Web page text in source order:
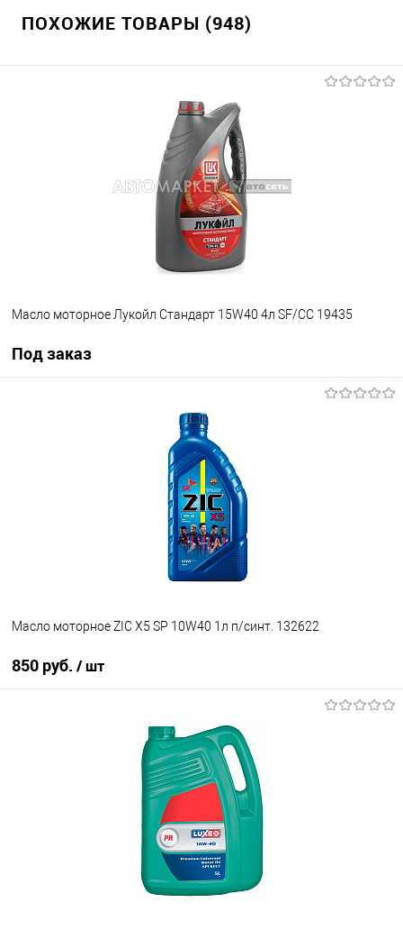
ПОХОЖИЕ ТОВАРЫ (948)
Масло моторное Лукойл Стандарт 15W40 4л SF/CC 19435
Под заказ
Масло моторное ZIC X5 SP 10W40 1л п/синт. 132622
850 руб. / шт
В наличии